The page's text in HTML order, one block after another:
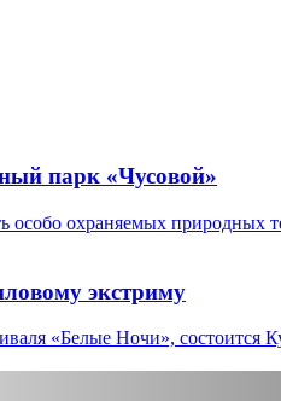
парк «Чусовой»
особо охраняемых природных
экстриму
«Белые Ночи», состоится